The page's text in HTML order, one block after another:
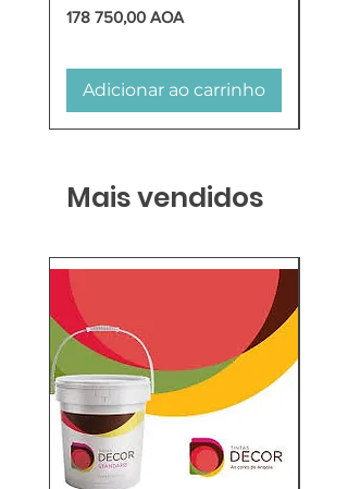
Preço
178 750,00 AOA
Adicionar ao carrinho
Mais vendidos